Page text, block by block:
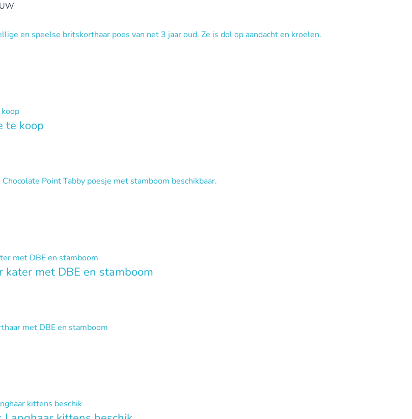
en speelse britskorthaar poes van net 3 jaar oud. Ze is dol op aandacht en kroelen.
te koop
Point Tabby poesje met stamboom beschikbaar.
kater met DBE en stamboom
met DBE en stamboom